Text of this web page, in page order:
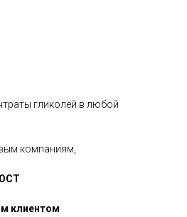
гликолей в любой
компаниям,
клиентом